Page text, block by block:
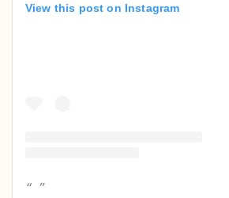
View this post on Instagram